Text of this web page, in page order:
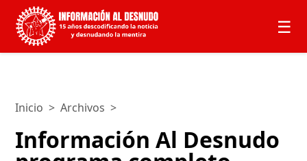
☰
Inicio >Archivos >
Información Al Desnudo